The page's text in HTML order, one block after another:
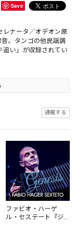
Save
ナータ／オデオン原
。タンゴの他民謡調
追い」が収録されてい
通報する
ファビオ・ハーゲ
ル・セステート『ジ